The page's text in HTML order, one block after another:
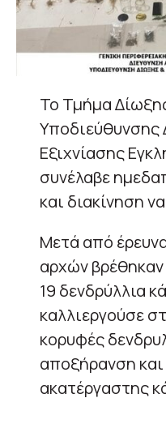
Το Τμήμα
Υποδιεύθυνσης
Εξιχνίασης
συνέλαβε
και διακίνηση
Μετά από
αρχών
19 δενδρύλλια
καλλιεργούσε
κορυφές
αποξήρανση
ακατέργαστης